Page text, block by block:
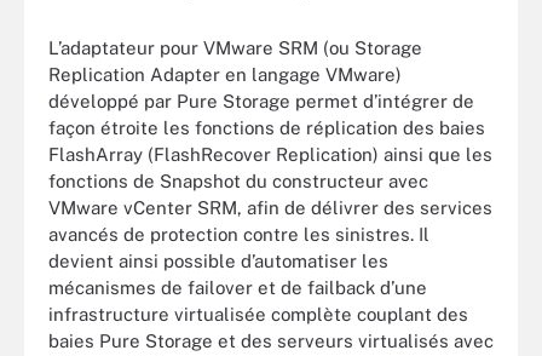
L’adaptateur pour VMware SRM (ou Storage
Replication Adapter en langage VMware)
développé par Pure Storage permet d’intégrer de
façon étroite les fonctions de réplication des baies
FlashArray (FlashRecover Replication) ainsi que les
fonctions de Snapshot du constructeur avec
VMware vCenter SRM, afin de délivrer des services
avancés de protection contre les sinistres. Il
devient ainsi possible d’automatiser les
mécanismes de failover et de failback d’une
infrastructure virtualisée complète couplant des
baies Pure Storage et des serveurs virtualisés avec